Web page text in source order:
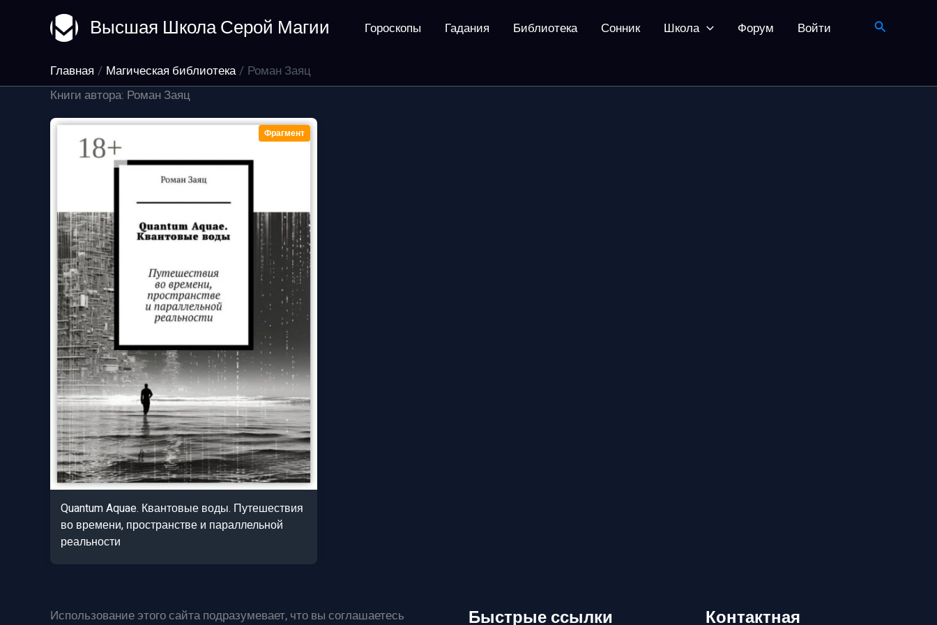
содержимому
Высшая Школа Серой Магии Гороскопы Гадания Библиотека Сонник Школа Форум Войти Поиск
Главная Магическая библиотека
Роман Заяц
Книги автора: Роман Заяц
Фрагмент
Quantum Aquae. Квантовые воды. Путешествия
во времени, пространстве и параллельной
реальности
Использование этого сайта подразумевает, что вы соглашаетесь
Быстрые ссылки Контактная